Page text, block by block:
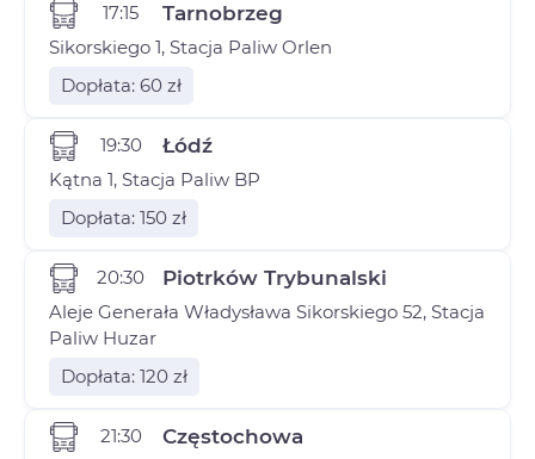
17:15 Tarnobrzeg
Sikorskiego 1, Stacja Paliw Orlen
Dopłata: 60 zł
19:30 Łódź
Kątna 1, Stacja Paliw BP
Dopłata: 150 zł
20:30 Piotrków Trybunalski
Aleje Generała Władysława Sikorskiego 52, Stacja
Paliw Huzar
Dopłata: 120 zł
21:30 Częstochowa